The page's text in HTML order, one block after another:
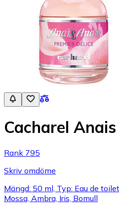
Cacharel
Rank 795
Skriv omdöme
Mängd: 50 ml, Typ: Eau de
Mossa, Ambra, Iris, Bomull